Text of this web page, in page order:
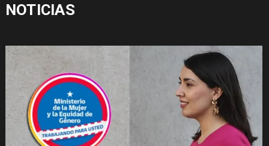
NOTICIAS